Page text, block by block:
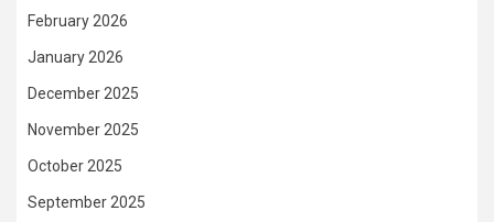
February 2026
January 2026
December 2025
November 2025
October 2025
September 2025